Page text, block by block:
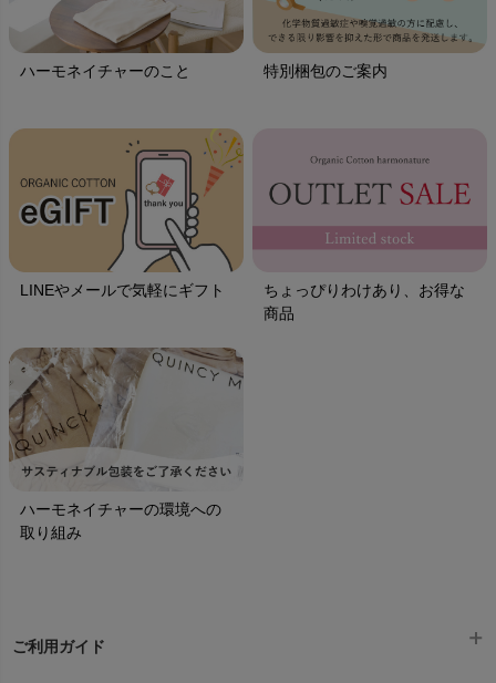
ハーモネイチャーのこと 特別梱包のご案内
LINEやメールで気軽にギフト
ちょっぴりわけあり、お得な
商品
ハーモネイチャーの環境への
取り組み
ご利用ガイド